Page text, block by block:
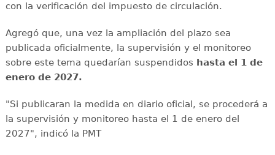
con la verificación del impuesto de circulación.
Agregó que, una vez la ampliación del plazo sea
publicada oficialmente, la supervisión y el monitoreo
sobre este tema quedarían suspendidos hasta el 1 de
enero de 2027.
"Si publicaran la medida en diario oficial, se procederá a
la supervisión y monitoreo hasta el 1 de enero del
2027", indicó la PMT